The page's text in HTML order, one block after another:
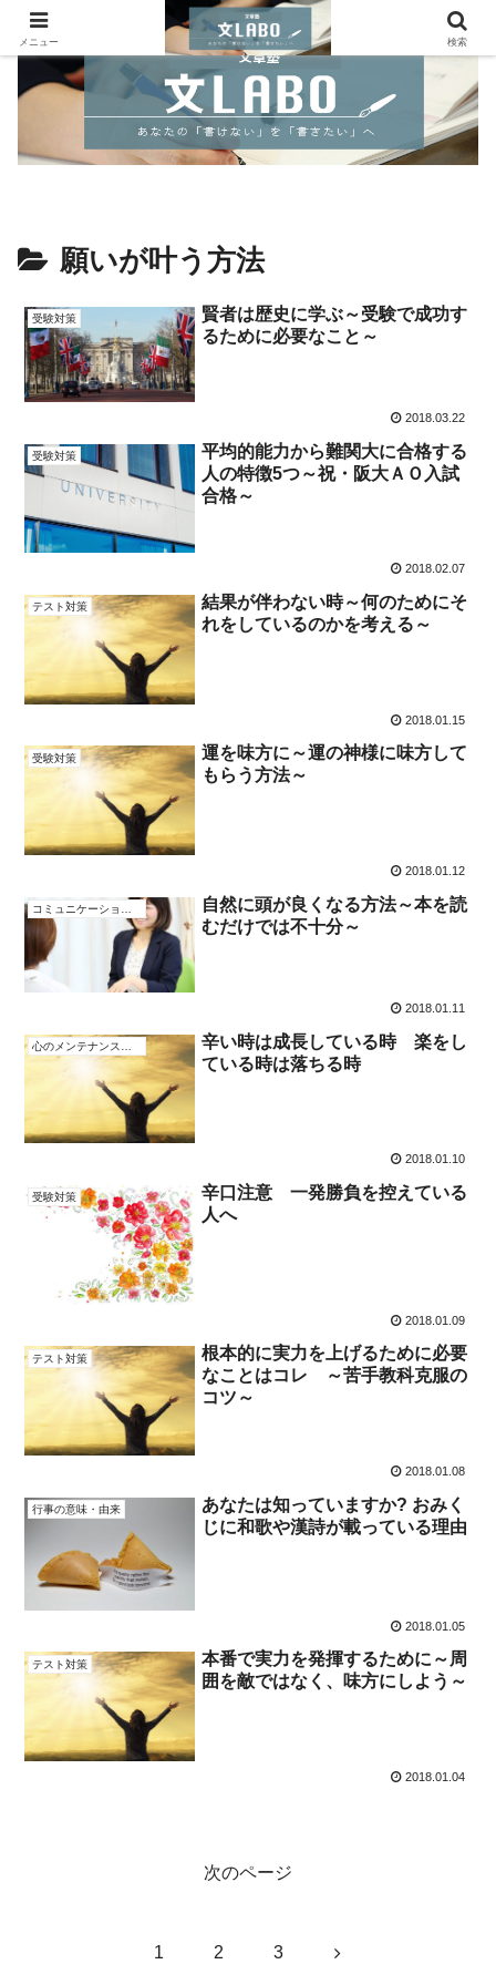
願いが叶う方法
受験対策
賢者は歴史に学ぶ～受験で成功す
るために必要なこと～
2018.03.22
受験対策
平均的能力から難関大に合格する
人の特徴5つ～祝・阪大ＡＯ入試
合格～
2018.02.07
テスト対策
結果が伴わない時～何のためにそ
れをしているのかを考える～
2018.01.15
受験対策
運を味方に～運の神様に味方して
もらう方法～
2018.01.12
自然に頭が良くなる方法～本を読
むだけでは不十分～
2018.01.11
辛い時は成長している時 楽をし
ている時は落ちる時
2018.01.10
受験対策
辛口注意 一発勝負を控えている
人へ
2018.01.09
テスト対策
根本的に実力を上げるために必要
なことはコレ ～苦手教科克服の
コツ～
2018.01.08
行事の意味・由来
あなたは知っていますか? おみく
じに和歌や漢詩が載っている理由
2018.01.05
テスト対策
本番で実力を発揮するために～周
囲を敵ではなく、味方にしよう～
2018.01.04
次のページ
1 2 3 次
メニュー 検索